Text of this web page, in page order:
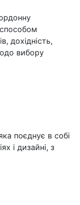
дохідність,
вибору
поєднує в собі
і дизайні, з